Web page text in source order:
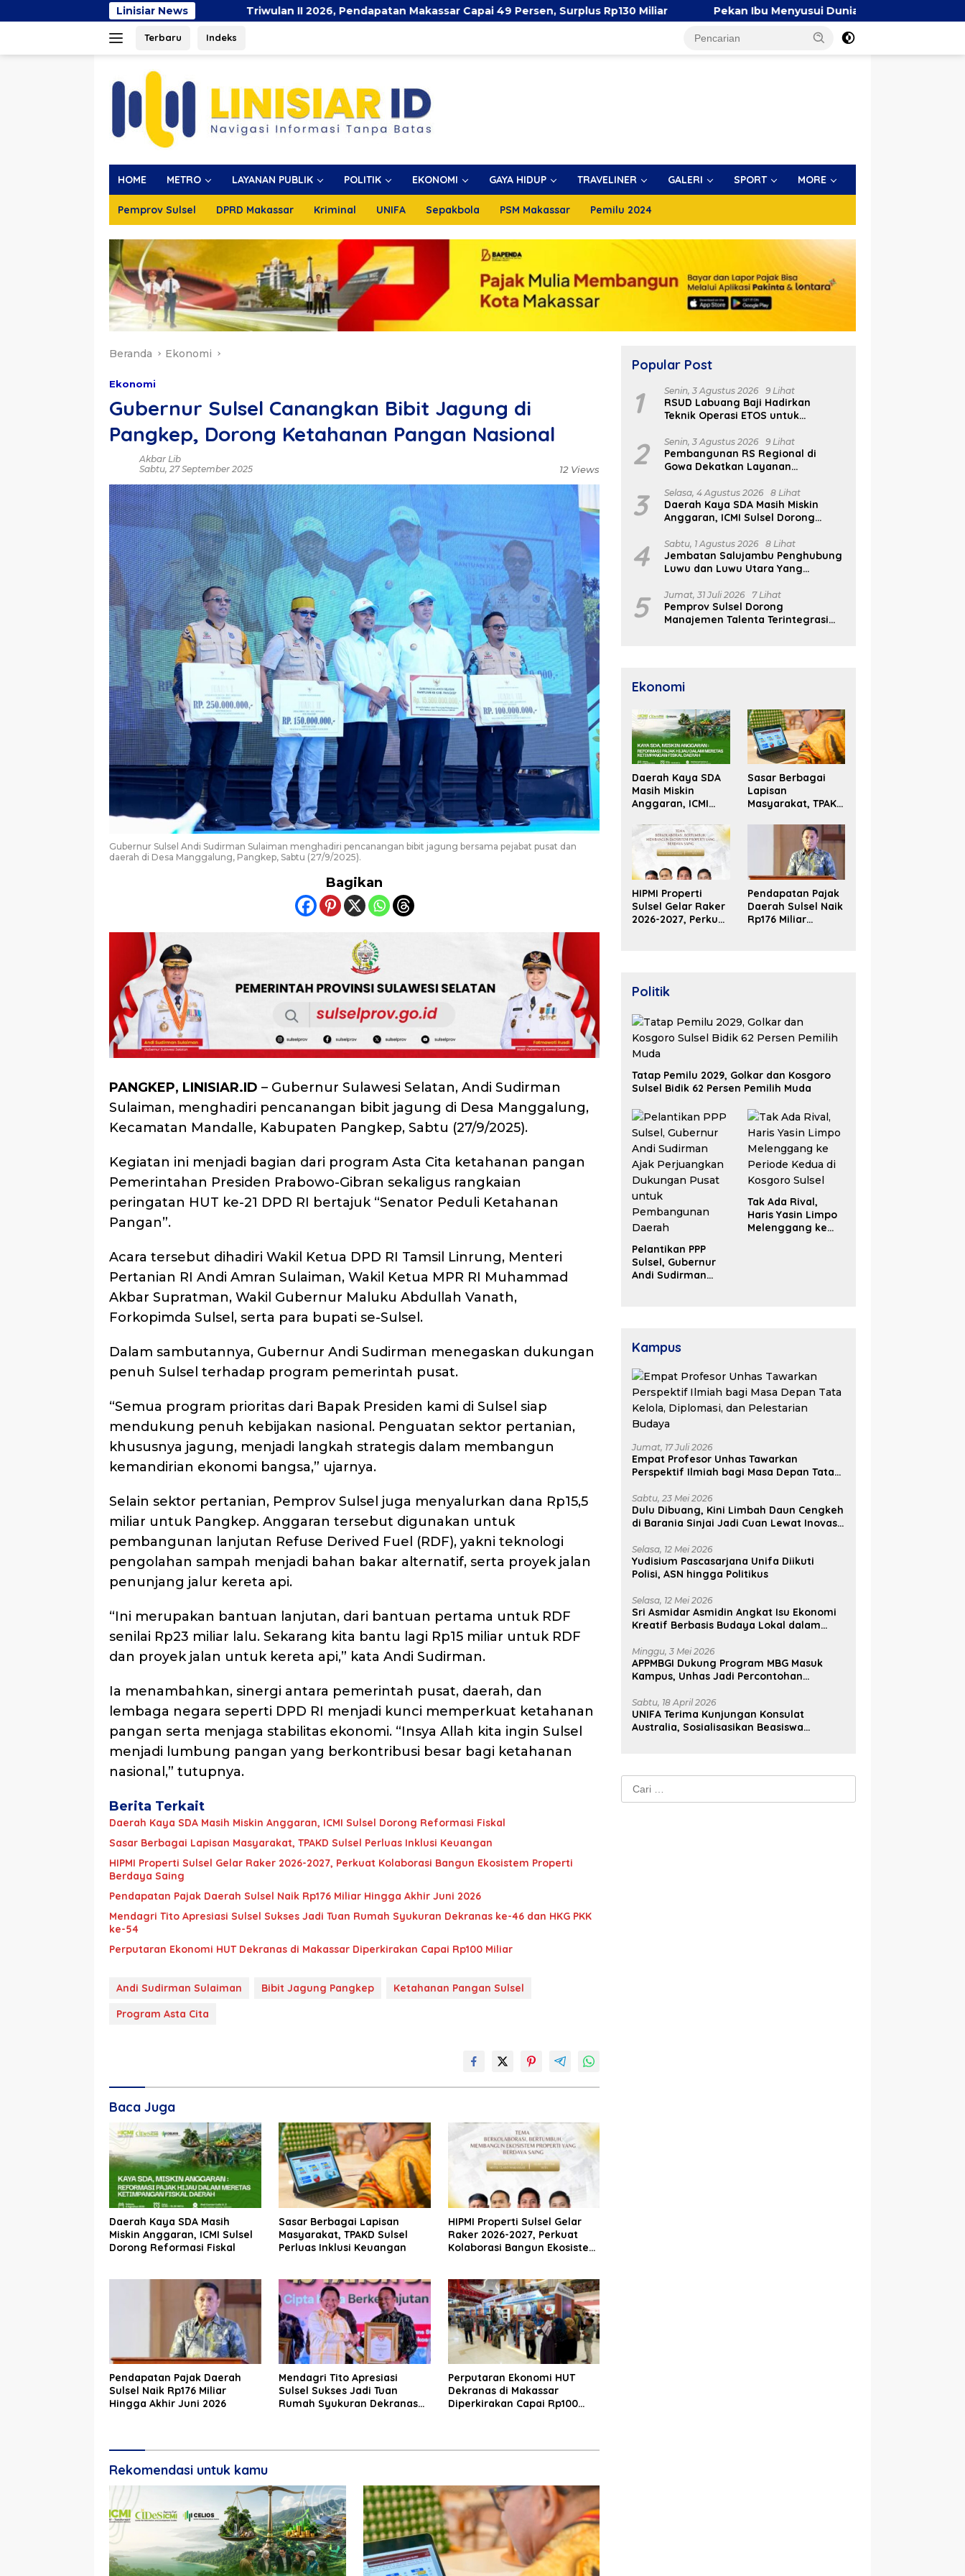
ke
Linisiar News
Triwulan II 2026, Pendapatan Makassar Capai 49 Persen, Surplus Rp130 Miliar Pekan Ibu Menyusui Dunia 2026, TP PKK Makassar Bersama
Terbaru Indeks
HOME METRO LAYANAN PUBLIK POLITIK EKONOMI GAYA HIDUP TRAVELINER GALERI SPORT MORE
Pemprov Sulsel DPRD Makassar Kriminal UNIFA Sepakbola PSM Makassar Pemilu 2024
Beranda Ekonomi
Ekonomi
Gubernur Sulsel Canangkan Bibit Jagung di
Pangkep, Dorong Ketahanan Pangan Nasional
Akbar Lib
Sabtu, 27 September 2025
12 Views
Gubernur Sulsel Andi Sudirman Sulaiman menghadiri pencanangan bibit jagung bersama pejabat pusat dan
daerah di Desa Manggalung, Pangkep, Sabtu (27/9/2025).
Bagikan
PANGKEP, LINISIAR.ID – Gubernur Sulawesi Selatan, Andi Sudirman
Sulaiman, menghadiri pencanangan bibit jagung di Desa Manggalung,
Kecamatan Mandalle, Kabupaten Pangkep, Sabtu (27/9/2025).
Kegiatan ini menjadi bagian dari program Asta Cita ketahanan pangan
Pemerintahan Presiden Prabowo-Gibran sekaligus rangkaian
peringatan HUT ke-21 DPD RI bertajuk “Senator Peduli Ketahanan
Pangan”.
Acara tersebut dihadiri Wakil Ketua DPD RI Tamsil Linrung, Menteri
Pertanian RI Andi Amran Sulaiman, Wakil Ketua MPR RI Muhammad
Akbar Supratman, Wakil Gubernur Maluku Abdullah Vanath,
Forkopimda Sulsel, serta para bupati se-Sulsel.
Dalam sambutannya, Gubernur Andi Sudirman menegaskan dukungan
penuh Sulsel terhadap program pemerintah pusat.
“Semua program prioritas dari Bapak Presiden kami di Sulsel siap
mendukung penuh kebijakan nasional. Penguatan sektor pertanian,
khususnya jagung, menjadi langkah strategis dalam membangun
kemandirian ekonomi bangsa,” ujarnya.
Selain sektor pertanian, Pemprov Sulsel juga menyalurkan dana Rp15,5
miliar untuk Pangkep. Anggaran tersebut digunakan untuk
pembangunan lanjutan Refuse Derived Fuel (RDF), yakni teknologi
pengolahan sampah menjadi bahan bakar alternatif, serta proyek jalan
penunjang jalur kereta api.
“Ini merupakan bantuan lanjutan, dari bantuan pertama untuk RDF
senilai Rp23 miliar lalu. Sekarang kita bantu lagi Rp15 miliar untuk RDF
dan proyek jalan untuk kereta api,” kata Andi Sudirman.
Ia menambahkan, sinergi antara pemerintah pusat, daerah, dan
lembaga negara seperti DPD RI menjadi kunci memperkuat ketahanan
pangan serta menjaga stabilitas ekonomi. “Insya Allah kita ingin Sulsel
menjadi lumbung pangan yang berkontribusi besar bagi ketahanan
nasional,” tutupnya.
Berita Terkait
Daerah Kaya SDA Masih Miskin Anggaran, ICMI Sulsel Dorong Reformasi Fiskal
Sasar Berbagai Lapisan Masyarakat, TPAKD Sulsel Perluas Inklusi Keuangan
HIPMI Properti Sulsel Gelar Raker 2026-2027, Perkuat Kolaborasi Bangun Ekosistem Properti
Berdaya Saing
Pendapatan Pajak Daerah Sulsel Naik Rp176 Miliar Hingga Akhir Juni 2026
Mendagri Tito Apresiasi Sulsel Sukses Jadi Tuan Rumah Syukuran Dekranas ke-46 dan HKG PKK
ke-54
Perputaran Ekonomi HUT Dekranas di Makassar Diperkirakan Capai Rp100 Miliar
Andi Sudirman Sulaiman Bibit Jagung Pangkep
Ketahanan Pangan Sulsel
Program Asta Cita
Baca Juga
Daerah Kaya SDA Masih
Miskin Anggaran, ICMI Sulsel
Dorong Reformasi Fiskal
Sasar Berbagai Lapisan
Masyarakat, TPAKD Sulsel
Perluas Inklusi Keuangan
HIPMI Properti Sulsel Gelar
Raker 2026-2027, Perkuat
Kolaborasi Bangun Ekosistem
Pendapatan Pajak Daerah
Sulsel Naik Rp176 Miliar
Hingga Akhir Juni 2026
Mendagri Tito Apresiasi
Sulsel Sukses Jadi Tuan
Rumah Syukuran Dekranas
Perputaran Ekonomi HUT
Dekranas di Makassar
Diperkirakan Capai Rp100
Rekomendasi untuk kamu
Popular Post
1 Senin, 3 Agustus 2026 9 Lihat
RSUD Labuang Baji Hadirkan
Teknik Operasi ETOS untuk
Indikasi Medis
2 Senin, 3 Agustus 2026 9 Lihat
Pembangunan RS Regional di
Gowa Dekatkan Layanan
3 Selasa, 4 Agustus 2026 8 Lihat
Daerah Kaya SDA Masih Miskin
Anggaran, ICMI Sulsel Dorong
4 Sabtu, 1 Agustus 2026 8 Lihat
Jembatan Salujambu Penghubung
Luwu dan Luwu Utara Yang
Difungsikan
5 Jumat, 31 Juli 2026 7 Lihat
Pemprov Sulsel Dorong
Manajemen Talenta Terintegrasi
Ekonomi
Daerah Kaya SDA
Masih Miskin
Anggaran, ICMI
Reformasi Fiskal
Sasar Berbagai
Lapisan
Masyarakat, TPAKD
Inklusi Keuangan
HIPMI Properti
Sulsel Gelar Raker
2026-2027, Perkuat
Pendapatan Pajak
Daerah Sulsel Naik
Rp176 Miliar
Politik
Tatap Pemilu 2029, Golkar dan Kosgoro
Sulsel Bidik 62 Persen Pemilih Muda
Pelantikan PPP
Sulsel, Gubernur
Andi Sudirman
Daerah
Tak Ada Rival,
Haris Yasin Limpo
Melenggang ke
Kampus
Jumat, 17 Juli 2026
Empat Profesor Unhas Tawarkan
Perspektif Ilmiah bagi Masa Depan Tata
Budaya
Sabtu, 23 Mei 2026
Dulu Dibuang, Kini Limbah Daun Cengkeh
di Barania Sinjai Jadi Cuan Lewat Inovasi
Selasa, 12 Mei 2026
Yudisium Pascasarjana Unifa Diikuti
Polisi, ASN hingga Politikus
Selasa, 12 Mei 2026
Sri Asmidar Asmidin Angkat Isu Ekonomi
Kreatif Berbasis Budaya Lokal dalam
Minggu, 3 Mei 2026
APPMBGI Dukung Program MBG Masuk
Kampus, Unhas Jadi Percontohan
Sabtu, 18 April 2026
UNIFA Terima Kunjungan Konsulat
Australia, Sosialisasikan Beasiswa
Cari
untuk: